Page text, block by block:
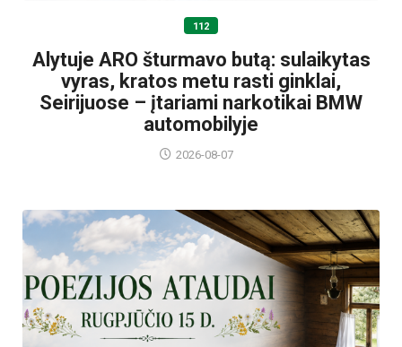
112
Alytuje ARO šturmavo butą: sulaikytas
vyras, kratos metu rasti ginklai,
Seirijuose – įtariami narkotikai BMW
automobilyje
2026-08-07